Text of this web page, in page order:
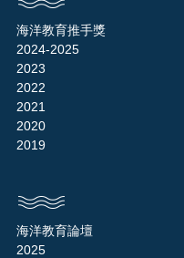
海洋教育推手獎
2024-2025
2023
2022
2021
2020
2019
海洋教育論壇
2025